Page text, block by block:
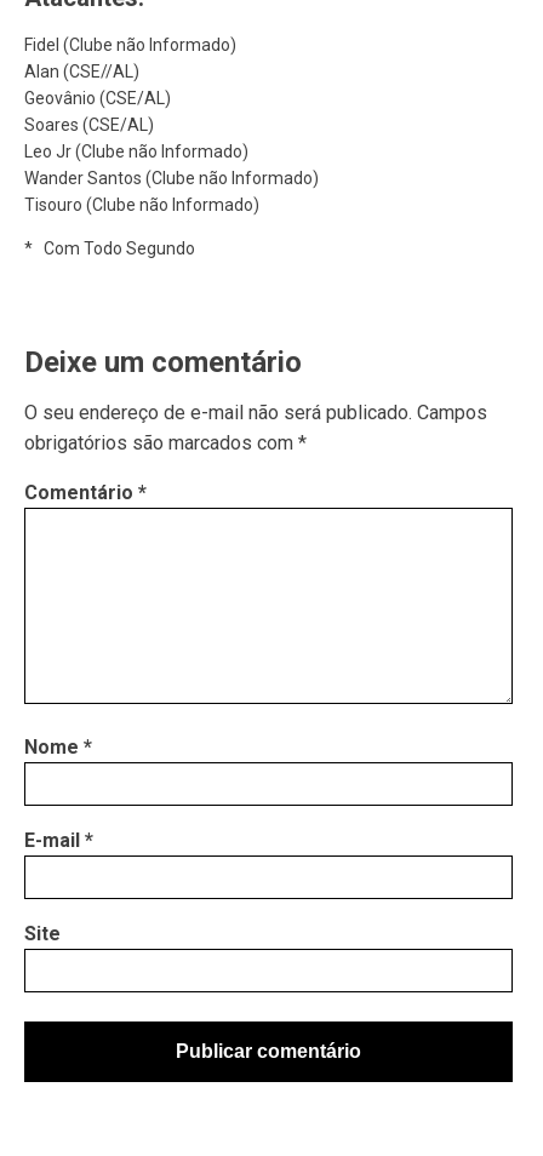
Fidel (Clube não Informado)
Alan (CSE//AL)
Geovânio (CSE/AL)
Soares (CSE/AL)
Leo Jr (Clube não Informado)
Wander Santos (Clube não Informado)
Tisouro (Clube não Informado)
* Com Todo Segundo
Deixe um comentário
O seu endereço de e-mail não será publicado. Campos
obrigatórios são marcados com *
Comentário *
Nome *
E-mail *
Site